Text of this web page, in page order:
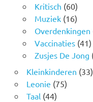
Kritisch (60)
Muziek(16)
Overdenkingen
Vaccinaties(41)
Zusjes De Jong
Kleinkinderen (33)
Leonie (75)
Taal(44)